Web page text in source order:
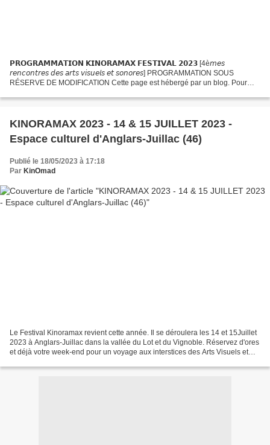
𝗣𝗥𝗢𝗚𝗥𝗔𝗠𝗠𝗔𝗧𝗜𝗢𝗡 𝗞𝗜𝗡𝗢𝗥𝗔𝗠𝗔𝗫 𝗙𝗘𝗦𝗧𝗜𝗩𝗔𝗟 𝟮𝟬𝟮𝟯 [4è𝘮𝘦𝘴
𝘳𝘦𝘯𝘤𝘰𝘯𝘵𝘳𝘦𝘴 𝘥𝘦𝘴 𝘢𝘳𝘵𝘴 𝘷𝘪𝘴𝘶𝘦𝘭𝘴 𝘦𝘵 𝘴𝘰𝘯𝘰𝘳𝘦𝘴] PROGRAMMATION SOUS
RÉSERVE DE MODIFICATION Cette page est hébergé par un blog. Pour
Adblock...
KINORAMAX 2023 - 14 & 15 JUILLET 2023 -
Espace culturel d'Anglars-Juillac (46)
Publié le 18/05/2023 à 17:18
Par KinOmad
Le Festival Kinoramax revient cette année. Il se déroulera les 14 et 15Juillet
2023 à Anglars-Juillac dans la vallée du Lot et du Vignoble. Réservez d'ores
et déjà votre week-end pour un voyage aux interstices des Arts Visuels et